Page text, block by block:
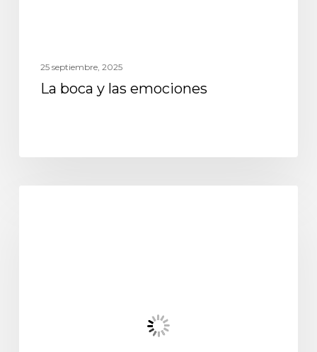
25 septiembre, 2025
La boca y las emociones